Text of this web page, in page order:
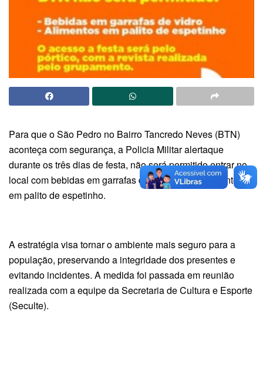
Para que o São Pedro no Bairro Tancredo Neves (BTN)
aconteça com segurança, a Policia Militar alertaque
durante os três dias de festa, não será permitido entrar no
local com bebidas em garrafas de vidro e nem alimentos
em palito de espetinho.
A estratégia visa tornar o ambiente mais seguro para a
população, preservando a integridade dos presentes e
evitando incidentes. A medida foi passada em reunião
realizada com a equipe da Secretaria de Cultura e Esporte
(Seculte).